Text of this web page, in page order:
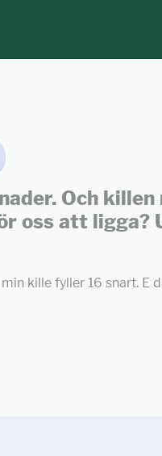
Och
oss att ligga?
kille fyller 16 snart. E